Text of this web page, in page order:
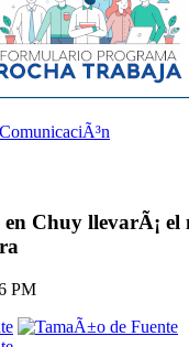
Chuy llevarÃ¡ el
PM